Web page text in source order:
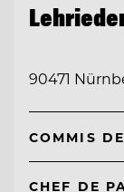
90471
COMMIS
CHEF DE